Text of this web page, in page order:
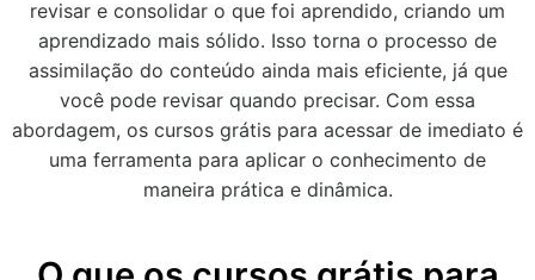
revisar e consolidar o que foi aprendido, criando um
aprendizado mais sólido. Isso torna o processo de
assimilação do conteúdo ainda mais eficiente, já que
você pode revisar quando precisar. Com essa
abordagem, os cursos grátis para acessar de imediato é
uma ferramenta para aplicar o conhecimento de
maneira prática e dinâmica.